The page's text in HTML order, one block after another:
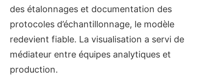
des étalonnages et documentation des
protocoles d’échantillonnage, le modèle
redevient fiable. La visualisation a servi de
médiateur entre équipes analytiques et
production.